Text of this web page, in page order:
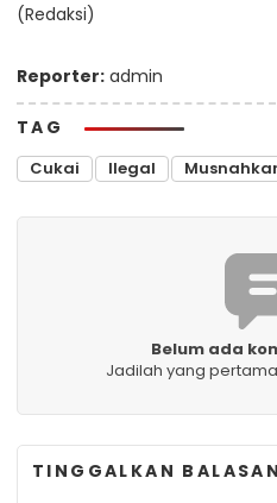
(Redaksi)
Reporter: admin
TAG
Cukai Ilegal
Belum ada
Jadilah yang
TINGGALKAN BALASAN